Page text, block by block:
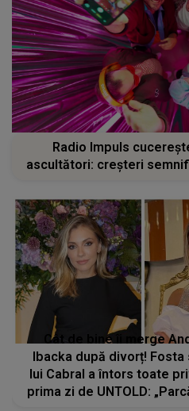
Radio Impuls
ascultători: creșteri
Cât de bine îi merge
Ibacka după divorț! Fosta
lui Cabral a întors toate
prima zi de UNTOLD: